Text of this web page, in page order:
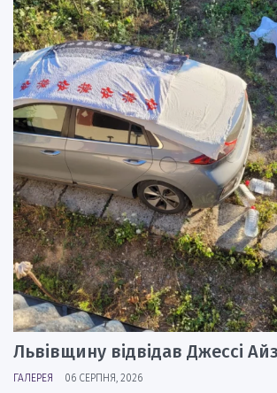
Львівщину відвідав Джессі
ГАЛЕРЕЯ 06 СЕРПНЯ, 2026